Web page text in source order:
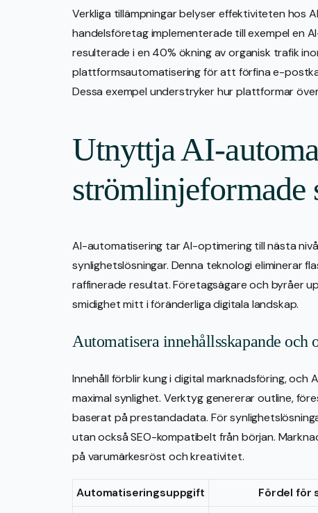
Verkliga tillämpningar belyser effektiviteten hos
handelsföretag implementerade till exempel en
resulterade i en 40% ökning av organisk trafik
plattformsautomatisering för att förfina e-
Dessa exempel understryker hur plattformar
Utnyttja AI-
strömlinjeformade
AI-automatisering tar AI-optimering till nästa
synlighetslösningar. Denna teknologi eliminerar
raffinerade resultat. Företagsägare och byråer
smidighet mitt i föränderliga digitala landskap.
Automatisera innehållsskapande och
Innehåll förblir kung i digital marknadsföring,
maximal synlighet. Verktyg genererar outline,
baserat på prestandadata. För
utan också SEO-kompatibelt från början.
på varumärkesröst och kreativitet.
Automatiseringsuppgift Fördel för